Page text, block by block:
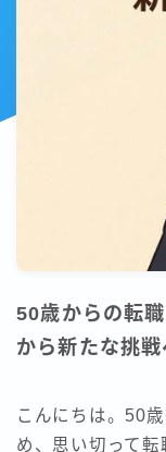
プライバシーポ
50歳からの転
から新たな挑戦
こんにちは。50
め、思い切って